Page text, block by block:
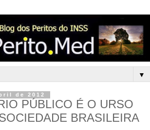
▼
de 2012
PÚBLICO É O URSO
BRASILEIRA